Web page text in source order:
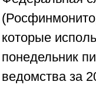
которые
понедельник
ведомства за